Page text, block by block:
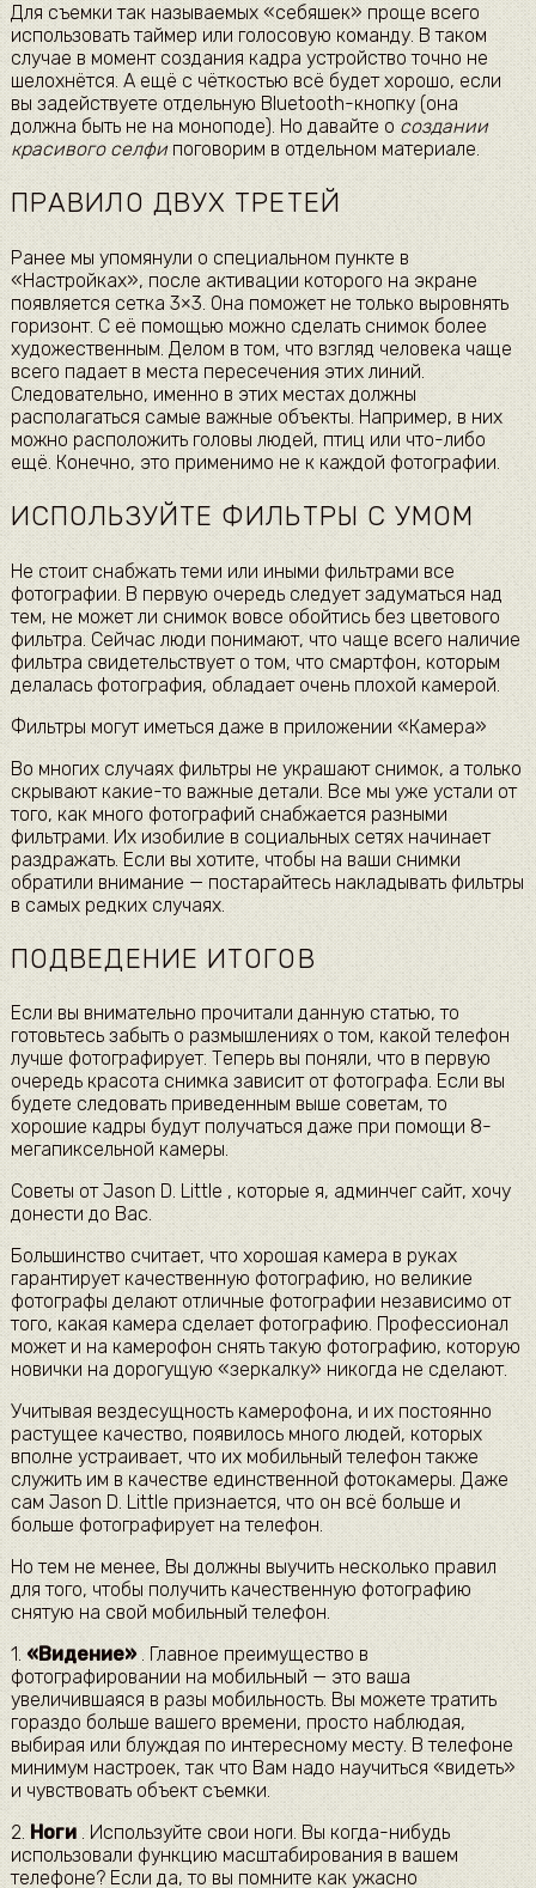
Для съемки так называемых «себяшек» проще всего
использовать таймер или голосовую команду. В таком
случае в момент создания кадра устройство точно не
шелохнётся. А ещё с чёткостью всё будет хорошо, если
вы задействуете отдельную Bluetooth-кнопку (она
должна быть не на моноподе). Но давайте осоздании
красивого селфипоговорим в отдельном материале.
ПРАВИЛО ДВУХ ТРЕТЕЙ
Ранее мы упомянули о специальном пункте в
«Настройках», после активации которого на экране
появляется сетка 3×3. Она поможет не только выровнять
горизонт. С её помощью можно сделать снимок более
художественным. Делом в том, что взгляд человека чаще
всего падает в места пересечения этих линий.
Следовательно, именно в этих местах должны
располагаться самые важные объекты. Например, в них
можно расположить головы людей, птиц или что-либо
ещё. Конечно, это применимо не к каждой фотографии.
ИСПОЛЬЗУЙТЕ ФИЛЬТРЫ С УМОМ
Не стоит снабжать теми или иными фильтрами все
фотографии. В первую очередь следует задуматься над
тем, не может ли снимок вовсе обойтись без цветового
фильтра. Сейчас люди понимают, что чаще всего наличие
фильтра свидетельствует о том, что смартфон, которым
делалась фотография, обладает очень плохой камерой.
Фильтры могут иметься даже в приложении «Камера»
Во многих случаях фильтры не украшают снимок, а только
скрывают какие-то важные детали. Все мы уже устали от
того, как много фотографий снабжается разными
фильтрами. Их изобилие в социальных сетях начинает
раздражать. Если вы хотите, чтобы на ваши снимки
обратили внимание — постарайтесь накладывать фильтры
в самых редких случаях.
ПОДВЕДЕНИЕ ИТОГОВ
Если вы внимательно прочитали данную статью, то
готовьтесь забыть о размышлениях о том, какой телефон
лучше фотографирует. Теперь вы поняли, что в первую
очередь красота снимка зависит от фотографа. Если вы
будете следовать приведенным выше советам, то
хорошие кадры будут получаться даже при помощи 8-
мегапиксельной камеры.
Советы от Jason D. Little , которые я, админчег сайт, хочу
донести до Вас.
Большинство считает, что хорошая камера в руках
гарантирует качественную фотографию, но великие
фотографы делают отличные фотографии независимо от
того, какая камера сделает фотографию. Профессионал
может и на камерофон снять такую фотографию, которую
новички на дорогущую «зеркалку» никогда не сделают.
Учитывая вездесущность камерофона, и их постоянно
растущее качество, появилось много людей, которых
вполне устраивает, что их мобильный телефон также
служить им в качестве единственной фотокамеры. Даже
сам Jason D. Little признается, что он всё больше и
больше фотографирует на телефон.
Но тем не менее, Вы должны выучить несколько правил
для того, чтобы получить качественную фотографию
снятую на свой мобильный телефон.
1. «Видение». Главное преимущество в
фотографировании на мобильный — это ваша
увеличившаяся в разы мобильность. Вы можете тратить
гораздо больше вашего времени, просто наблюдая,
выбирая или блуждая по интересному месту. В телефоне
минимум настроек, так что Вам надо научиться «видеть»
и чувствовать объект съемки.
2.Ноги. Используйте свои ноги. Вы когда-нибудь
использовали функцию масштабирования в вашем
телефоне? Если да, то вы помните как ужасно